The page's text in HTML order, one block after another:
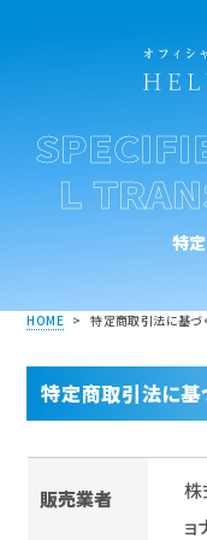
L
特
HOME > 特定商取引法に基づ
特定商取引法に基
販売業者
株
ョ